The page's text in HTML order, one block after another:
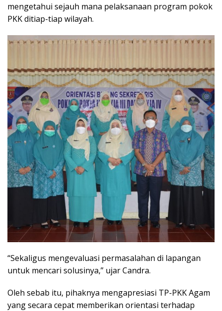
mengetahui sejauh mana pelaksanaan program pokok
PKK ditiap-tiap wilayah.
“Sekaligus mengevaluasi permasalahan di lapangan
untuk mencari solusinya,” ujar Candra.
Oleh sebab itu, pihaknya mengapresiasi TP-PKK Agam
yang secara cepat memberikan orientasi terhadap